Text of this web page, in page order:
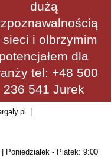
dużą
sieci i olbrzymim
potencjałem dla
tel: +48 500
236 541 Jurek
Poniedziałek - Piątek: 9:00